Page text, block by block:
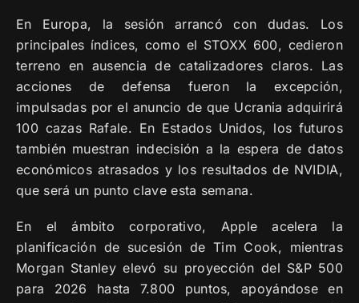
En Europa, la sesión arrancó con dudas. Los
principales índices, como el STOXX 600, cedieron
terreno en ausencia de catalizadores claros. Las
acciones de defensa fueron la excepción,
impulsadas por el anuncio de que Ucrania adquirirá
100 cazas Rafale. En Estados Unidos, los futuros
también muestran indecisión a la espera de datos
económicos atrasados y los resultados de NVIDIA,
que será un punto clave esta semana.
En el ámbito corporativo, Apple acelera la
planificación de sucesión de Tim Cook, mientras
Morgan Stanley elevó su proyección del S&P 500
para 2026 hasta 7.800 puntos, apoyándose en